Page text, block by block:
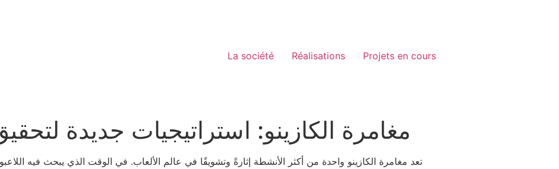
La société
Réalisations Projets en cours
مغامرة الكازينو: استراتيجيات جديدة
تعد مغامرة الكازينو واحدة من أكثر الأنشطة إثارةً وتشويقًا في عالم الألعاب. في الوقت الذي يبحث فيه